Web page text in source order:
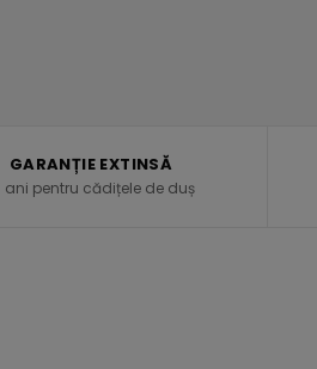
GARANȚIE EXTINSĂ
ani pentru cădițele de duș